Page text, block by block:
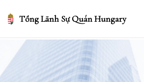
Tổng Lãnh Sự Quán Hungary